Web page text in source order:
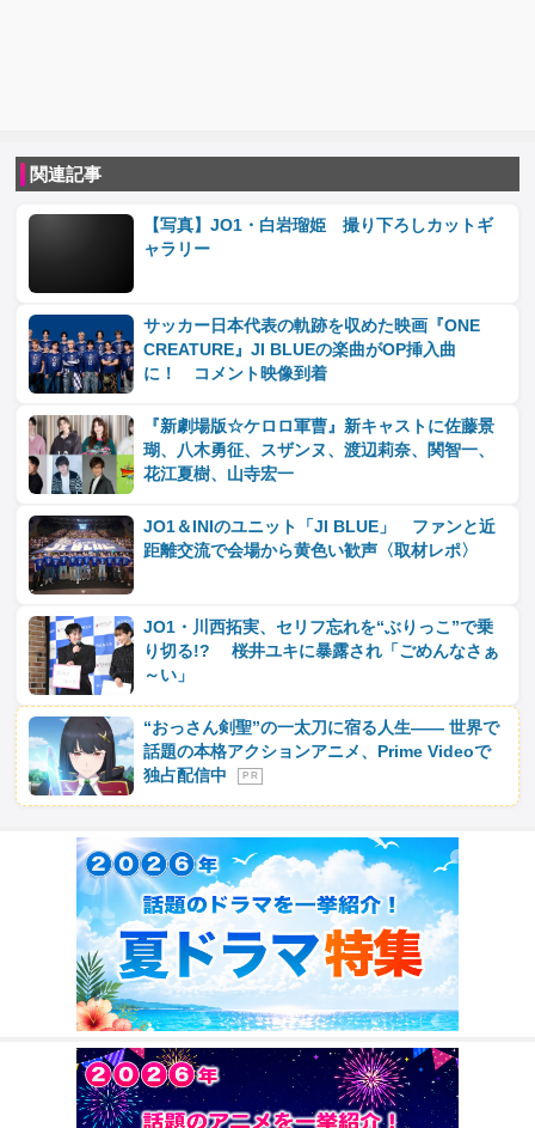
関連記事
【写真】JO1・白岩瑠姫 撮り下ろしカットギ
ャラリー
サッカー日本代表の軌跡を収めた映画『ONE
CREATURE』JI BLUEの楽曲がOP挿入曲
に！ コメント映像到着
『新劇場版☆ケロロ軍曹』新キャストに佐藤景
瑚、八木勇征、スザンヌ、渡辺莉奈、関智一、
花江夏樹、山寺宏一
JO1＆INIのユニット「JI BLUE」 ファンと近
距離交流で会場から黄色い歓声〈取材レポ〉
JO1・川⻄拓実、セリフ忘れを“ぶりっこ”で乗
り切る!? 桜井ユキに暴露され「ごめんなさぁ
～い」
“おっさん剣聖”の一太刀に宿る人生―― 世界で
話題の本格アクションアニメ、Prime Videoで
独占配信中
P R